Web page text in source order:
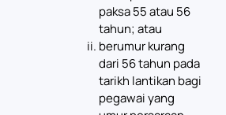
paksa 55 atau 56
tahun; atau
berumur kurang
dari 56 tahun pada
tarikh lantikan bagi
pegawai yang